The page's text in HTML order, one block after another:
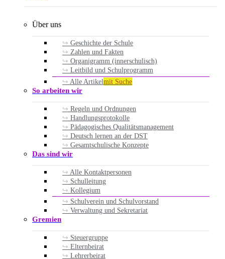
Über uns
Geschichte der Schule
Zahlen und Fakten
Organigramm (innerschulisch)
Leitbild und Schulprogramm
Alle Artikelmit Suche
So arbeiten wir
Regeln und Ordnungen
Handlungsprotokolle
Pädagogisches Qualitätsmanagement
Deutsch lernen an der DST
Gesamtschulische Konzepte
Das sind wir
Alle Kontaktpersonen
Schulleitung
Kollegium
Schulverein und Schulvorstand
Verwaltung und Sekretariat
Gremien
Steuergruppe
Elternbeirat
Lehrerbeirat